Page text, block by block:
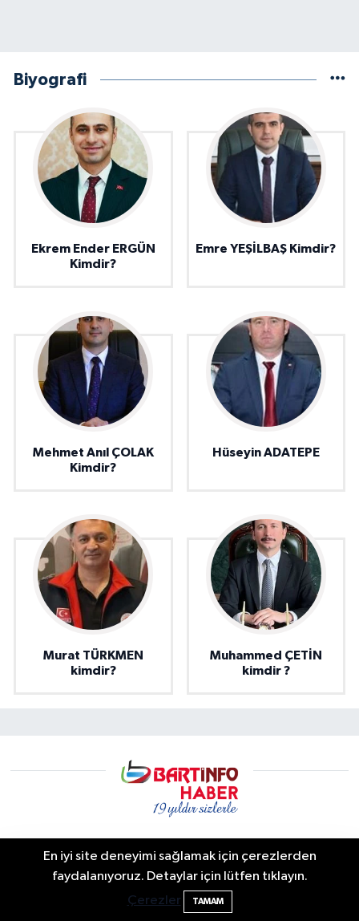
Biyografi
Ekrem Ender ERGÜN
Kimdir?
Emre YEŞİLBAŞ Kimdir?
Mehmet Anıl ÇOLAK
Kimdir?
Hüseyin ADATEPE
Murat TÜRKMEN
kimdir?
Muhammed ÇETİN
kimdir ?
Bartın info | Bartın Son Dakika Haberleri ve Şehir Rehberi
Bartın’da yaşanan son dakika gelişmeleri, trafik kazaları,
yerel gündem, resmi duyurular ve şehir yaşamına dair
En iyi site deneyimi sağlamak için çerezlerden
faydalanıyoruz. Detaylar için lütfen tıklayın.
Çerezler
TAMAM
Vali Yardımcısına Çarpmak Pahalıya